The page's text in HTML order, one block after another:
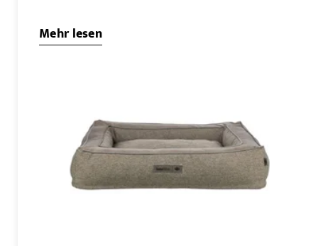
Mehr lesen